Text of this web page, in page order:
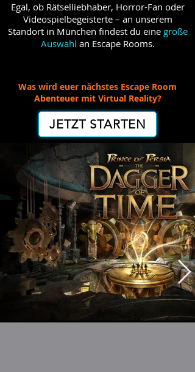
Egal, ob Rätselliebhaber, Horror-Fan oder
Videospielbegeisterte – an unserem
Standort in München findest du eine große
Auswahl an Escape Rooms.
Was wird euer nächstes Escape Room
Abenteuer mit Virtual Reality?
JETZT STARTEN